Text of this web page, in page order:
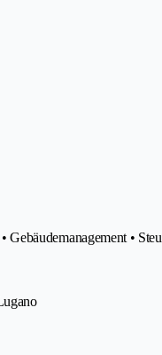
Gebäudemanagement •